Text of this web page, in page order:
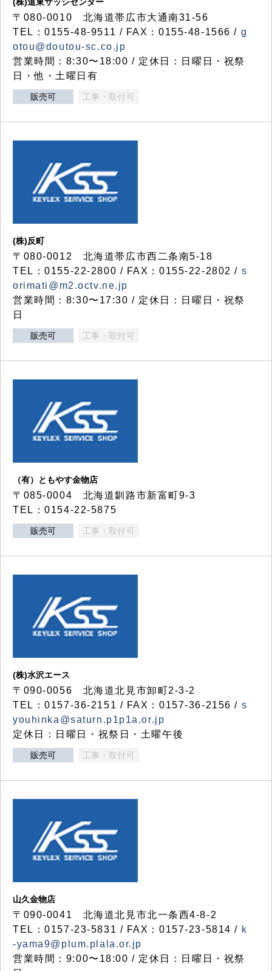
〒080-0010 北海道帯広市大通南31-56
TEL：0155-48-9511 / FAX：0155-48-1566 / g
otou@doutou-sc.co.jp
営業時間：8:30〜18:00 / 定休日：日曜日・祝祭
日・他・土曜日有
販売可 工事・取付可
(株)反町
〒080-0012 北海道帯広市西二条南5-18
TEL：0155-22-2800 / FAX：0155-22-2802 / s
orimati@m2.octv.ne.jp
営業時間：8:30〜17:30 / 定休日：日曜日・祝祭
日
販売可 工事・取付可
（有）ともやす金物店
〒085-0004 北海道釧路市新富町9-3
TEL：0154-22-5875
販売可 工事・取付可
(株)水沢エース
〒090-0056 北海道北見市卸町2-3-2
TEL：0157-36-2151 / FAX：0157-36-2156 / s
youhinka@saturn.p1p1a.or.jp
定休日：日曜日・祝祭日・土曜午後
販売可 工事・取付可
山久金物店
〒090-0041 北海道北見市北一条西4-8-2
TEL：0157-23-5831 / FAX：0157-23-5814 / k
-yama9@plum.plala.or.jp
営業時間：9:00〜18:00 / 定休日：日曜日・祝祭